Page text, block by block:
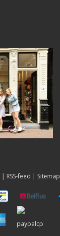
| RSS-feed | Sitemap